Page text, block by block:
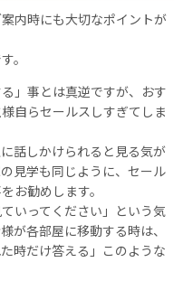
内時にも大切なポイントが
。
」事とは真逆ですが、おす
自らセールスしすぎてしま
話しかけられると見る気が
見学も同じように、セール
お勧めします。
いってください」という気
が各部屋に移動する時は、
時だけ答える」このような